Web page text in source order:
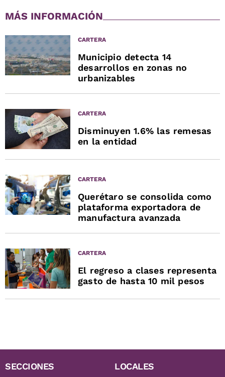
MÁS INFORMACIÓN
CARTERA
Municipio detecta 14
desarrollos en zonas no
urbanizables
CARTERA
Disminuyen 1.6% las remesas
en la entidad
CARTERA
Querétaro se consolida como
plataforma exportadora de
manufactura avanzada
CARTERA
El regreso a clases representa
gasto de hasta 10 mil pesos
SECCIONES LOCALES